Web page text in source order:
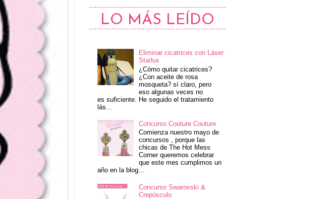
LO MÁS LEÍDO
Eliminar cicatrices con Láser
Starlux
¿Cómo quitar cicatrices?
¿Con aceite de rosa
mosqueta? sí claro, pero
eso algunas veces no
es suficiente. He seguido el tratamiento
lás...
Concurso Couture Couture
Comienza nuestro mayo de
concursos , porque las
chicas de The Hot Mess
Corner queremos celebrar
que este mes cumplimos un
año en la blog...
Concurso Swarovski &
Crepúsculo